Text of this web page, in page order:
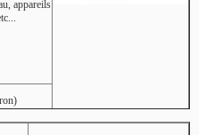
appareils